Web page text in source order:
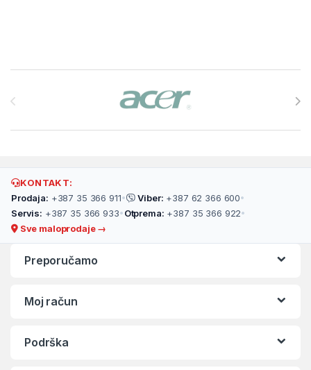
KONTAKT:
Prodaja: +387 35 366 911• Viber: +387 62 366 600•
Servis: +387 35 366 933• Otprema: +387 35 366 922•
Sve maloprodaje →
Preporučamo
Moj račun
Podrška